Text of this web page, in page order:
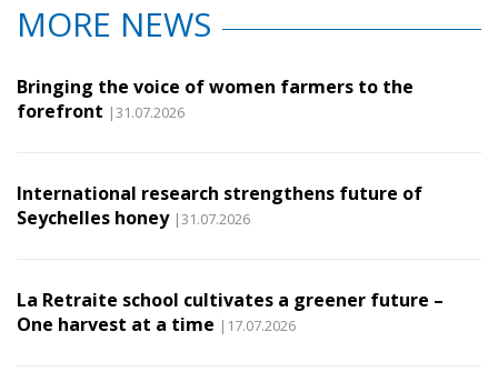
MORE NEWS
Bringing the voice of women farmers to the
forefront |31.07.2026
International research strengthens future of
Seychelles honey |31.07.2026
La Retraite school cultivates a greener future –
One harvest at a time |17.07.2026